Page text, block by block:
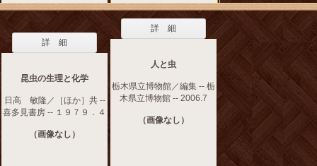
詳 細
昆虫の生理と化学
日高 敏隆／［ほか］共 --
喜多見書房 -- １９７９．４
（画像なし）
詳 細
人と虫
栃木県立博物館／編集 -- 栃
木県立博物館 -- 2006.7
（画像なし）